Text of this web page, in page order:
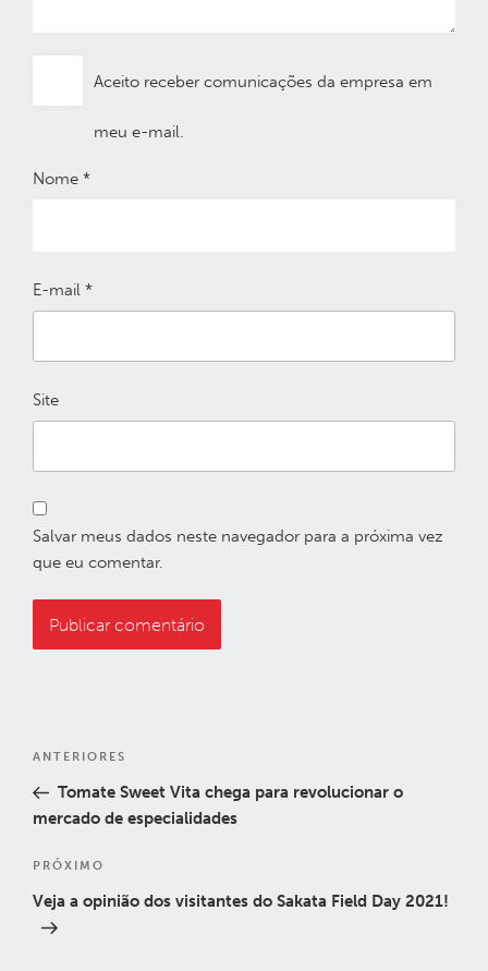
Aceito receber comunicações da empresa em
meu e-mail.
Nome *
E-mail *
Site
Salvar meus dados neste navegador para a próxima vez
que eu comentar.
Navegação
Post
Post
anterior
ANTERIORES
Tomate Sweet Vita chega para revolucionar o
mercado de especialidades
Próximo
post
PRÓXIMO
Veja a opinião dos visitantes do Sakata Field Day 2021!